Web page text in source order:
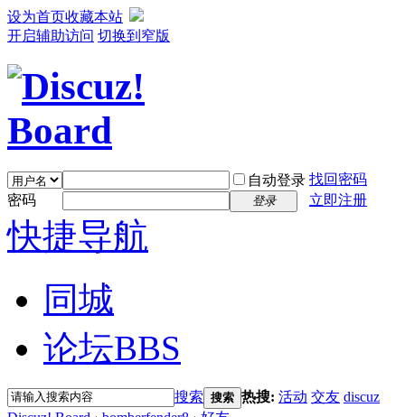
设为首页收藏本站
开启辅助访问 切换到窄版
自动登录 找回密码
密码
登录 立即注册
快捷导航
同城
论坛BBS
搜索 搜索 热搜: 活动 交友 discuz